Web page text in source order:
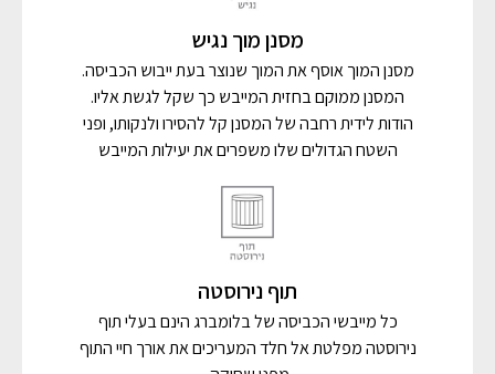
מסנן מוך נגיש
מסנן המוך אוסף את המוך שנוצר בעת ייבוש הכביסה.
המסנן ממוקם בחזית המייבש כך שקל לגשת אליו.
הודות לידית רחבה של המסנן קל להסירו ולנקותו, ופני
השטח הגדולים שלו משפרים את יעילות המייבש
תוף נירוסטה
כל מייבשי הכביסה של בלומברג הינם בעלי תוף
נירוסטה מפלטת אל חלד המעריכים את אורך חיי התוף